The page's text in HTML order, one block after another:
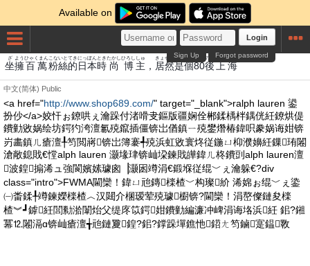
Available on
Login
Forgot password
Sign Up
坐
ざ
擁
よう
百萬
ひゃくまん
粉
こな
絲
いと
的
てき
日本
にっぽん
時
とき
尚
たかし
博
ひろし
主
しゅ
， 居
きょ
然
ぜん
是
これ
個
こ
80後
のち
上海
しゃんはい
中文(简体) Public
<a href="http://www.shop689.com/" target="_blank">ralph lauren 鍙
扮仯</a>姣忓ぉ鐐哄ぇ瀹跺付渚嗗叏鏂版疆娴佺郴鍒楀柈鍝侊紝鐐烘偍
鐨勭敓娲绘坊鍔犳洿澶氱殑鑹插僵锛岀偤鎮ㄧ殑鐢熸椿鍏呮豢娲诲姏锛
岃畵鎮ㄦ瘡澶╀笉閲嶈锛岀簿褰╃殑浜虹敓寰炵従鍦ㄩ枊濮嬶紝鏁珛闂
滄敞鎴戝€憆alph lauren 灏堟珒锛屾垜鍊戝皣鍏ㄦ柊鐨剅alph lauren澶
波鍠搧浠ュ強閬嬪嫊璩囪▕灏囦竴涓€鍛堢従绲﹀ぇ瀹躲€?div
class="intro">FWMA閫欒！鍏ㄩ兘鏄檪楂﹀构璨紒 浠婂ぉ绲﹀ぇ鍌
㈠畨鍒╀竴鍊嬫檪楂︿汉閮介棞瑷荤殑璩櫉锛?閫欒！涓嶅儏鏈夋檪
楂︾┛鎼紝閭勬湁闈炲父缇庝笖鍔姏鐨勭編濂冲崥涓诲垎浜紝 鈻?鎺
冪⒓闂滆ɑ锛屾瘡澶╅兘鏈夐鍠?鈻?鐣跺墠鐎忚鍣ㄤ笉鏀寔鎾斁